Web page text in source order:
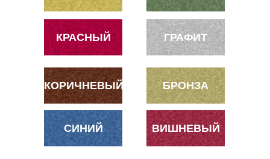
БРОНЗА
ГРАФИТ
КОРИЧНЕВЫЙ
СИНИЙ ВИШНЕВЫЙ
КРАСНЫЙ